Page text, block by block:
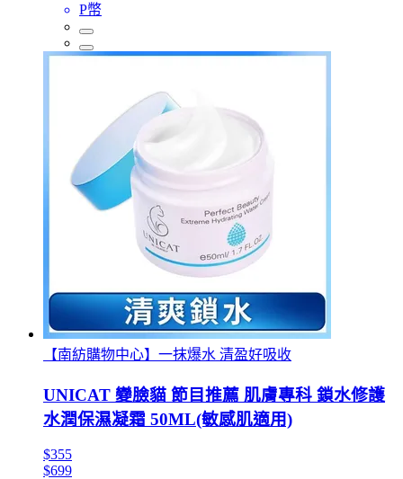
P幣
【南紡購物中心】一抹爆水 清盈好吸收
UNICAT 變臉貓 節目推薦 肌膚專科 鎖水修護
水潤保濕凝霜 50ML(敏感肌適用)
$355
$699